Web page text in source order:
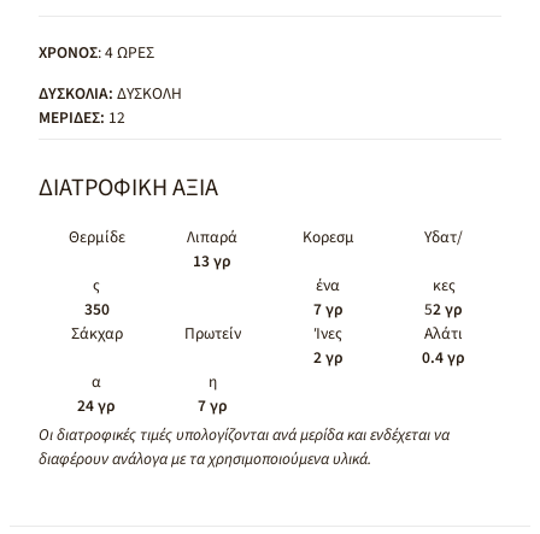
ΧΡΟΝΟΣ: 4 ΩΡΕΣ
ΔΥΣΚΟΛΙΑ: ΔΥΣΚΟΛΗ
ΜΕΡΙΔΕΣ: 12
ΔΙΑΤΡΟΦΙΚΗ ΑΞΙΑ
Θερμίδε
ς
350
Λιπαρά
13 γρ
Κορεσμ
ένα
7 γρ
Υδατ/
κες
52 γρ
Σάκχαρ
α
24 γρ
Πρωτείν
η
7 γρ
Ίνες
2 γρ
Αλάτι
0.4 γρ
Οι διατροφικές τιμές υπολογίζονται ανά μερίδα και ενδέχεται να
διαφέρουν ανάλογα με τα χρησιμοποιούμενα υλικά.